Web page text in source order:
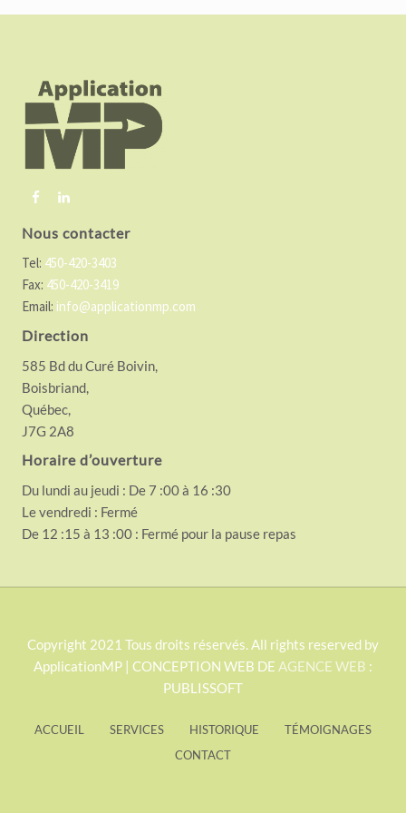
Nous contacter
Tel: 450-420-3403
Fax: 450-420-3419
Email: info@applicationmp.com
Direction
585 Bd du Curé Boivin,
Boisbriand,
Québec,
J7G 2A8
Horaire d’ouverture
Du lundi au jeudi : De 7 :00 à 16 :30
Le vendredi : Fermé
De 12 :15 à 13 :00 : Fermé pour la pause repas
S
Copyright 2021 Tous droits réservés. All rights reserved by
ApplicationMP | CONCEPTION WEB DE AGENCE WEB :
PUBLISSOFT
ACCUEIL SERVICES HISTORIQUE
TÉMOIGNAGES
CONTACT